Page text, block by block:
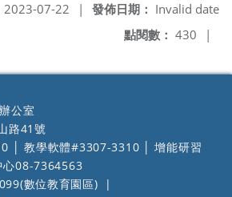
發佈日期： Invalid date
2023-07-22
|
點閱數： 430 |
公室
路41號
│ 教學軟體#3307-3310 │ 增能研習
08-7364563
數位教育園區)
|